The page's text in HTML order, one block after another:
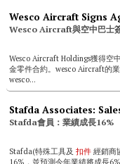
Wesco Aircraft Signs
Wesco Aircraft與空中巴士
Wesco Aircraft Holdings獲得空
金零件合約。wesco Aircraft的
wesco...
Stafda Associates:
Stafda會員：業績成長16%
Stafda(特殊工具及 扣件經銷商